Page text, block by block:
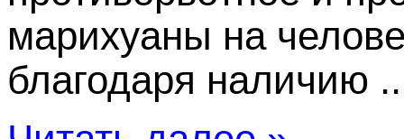
марихуаны на
благодаря наличию